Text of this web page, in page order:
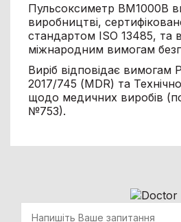
Пульсоксиметр BM1000B
виробництві,
стандартом ISO 13485, та
міжнародним вимогам
Виріб відповідає вимогам
2017/745 (MDR) та
щодо медичних виробів
№753).